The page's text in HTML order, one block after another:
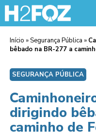
Início »Segurança Pública »
bêbado na BR-277 a
SEGURANÇA PÚBLICA
dirigindo
caminho de